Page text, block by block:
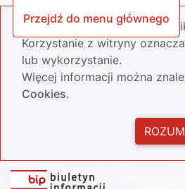
Przejdź do menu głównego
Nasza strona wykorzystuje
Korzystanie z witryny
lub wykorzystanie.
Więcej informacji można
Cookies.